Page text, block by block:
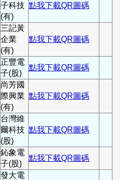
子科技
(有)
點我下載QR圖碼
三記黃
企業
(有)
點我下載QR圖碼
正豐電
子(股)
點我下載QR圖碼
尚芳國
際興業
(有)
點我下載QR圖碼
台灣維
爾科技
(股)
點我下載QR圖碼
鈊象電
子(股)
點我下載QR圖碼
發大電